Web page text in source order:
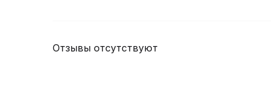
Отзывы отсутствуют